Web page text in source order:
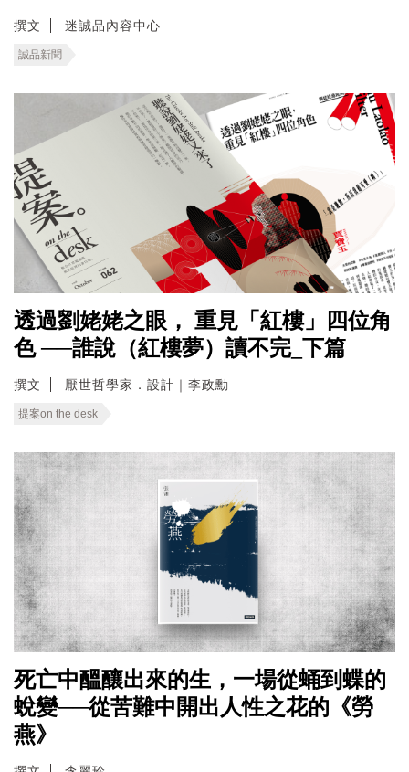
撰文 迷誠品內容中心
誠品新聞
透過劉姥姥之眼， 重見「紅樓」四位角
色 ──誰說（紅樓夢）讀不完_下篇
撰文 厭世哲學家．設計｜李政勳
提案on the desk
死亡中醞釀出來的生，一場從蛹到蝶的
蛻變──從苦難中開出人性之花的《勞
燕》